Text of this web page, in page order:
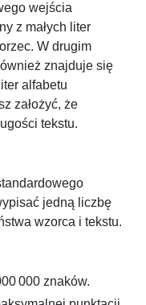
wejścia
z małych liter
W drugim
znajduje się
alfabetu
założyć, że
tekstu.
jedną liczbę
wzorca i tekstu.
000 znaków.